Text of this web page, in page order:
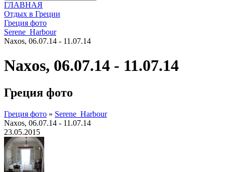
ГЛАВНАЯ
Отдых в Греции
Греция фото
Serene_Harbour
Naxos, 06.07.14 - 11.07.14
Naxos, 06.07.14 - 11.07.14
Греция фото
Греция фото » Serene_Harbour
Naxos, 06.07.14 - 11.07.14
23.05.2015